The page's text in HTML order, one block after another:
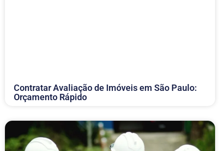
Contratar Avaliação de Imóveis em São Paulo:
Orçamento Rápido